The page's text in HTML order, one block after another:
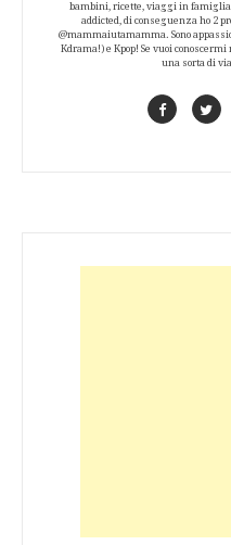
bambini, ricette, viaggi in famiglia
addicted, di conseguenza ho 2
@mammaiutamamma. Sono
Kdrama!) e Kpop! Se vuoi
una sorta di